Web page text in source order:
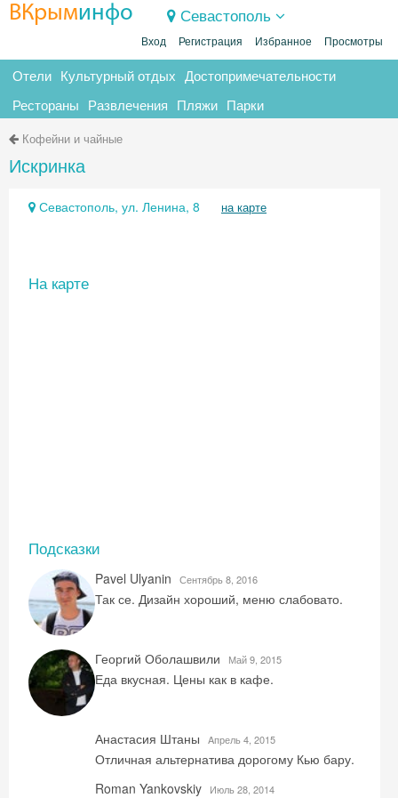
ВКрыминфо Севастополь
Вход Регистрация Избранное Просмотры
Отели Культурный отдых Достопримечательности
Рестораны Развлечения Пляжи Парки
Кофейни и чайные
Искринка
Севастополь, ул. Ленина, 8 на карте
На карте
Подсказки
Pavel Ulyanin Сентябрь 8, 2016
Так се. Дизайн хороший, меню слабовато.
Георгий Оболашвили Май 9, 2015
Еда вкусная. Цены как в кафе.
Анастасия Штаны Aпрель 4, 2015
Отличная альтернатива дорогому Кью бару.
Roman Yankovskiy
Июль 28, 2014